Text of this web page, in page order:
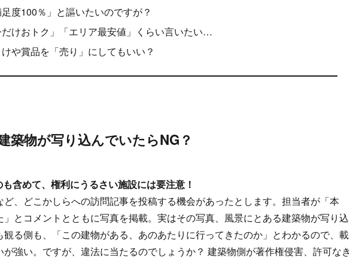
度100％」と謳いたいのですが？
けおトク」「エリア最安値」くらい言いたい…
や賞品を「売り」にしてもいい？
築物が写り込んでいたらNG？
含めて、権利にうるさい施設には要注意！
ど、どこかしらへの訪問記事を投稿する機会があったとします。担当者が「本
とコメントとともに写真を掲載。実はその写真、風景にとある建築物が写り込
る側も、「この建物がある、あのあたりに行ってきたのか」とわかるので、載
強い。ですが、違法に当たるのでしょうか？ 建築物側が著作権侵害、許可なき